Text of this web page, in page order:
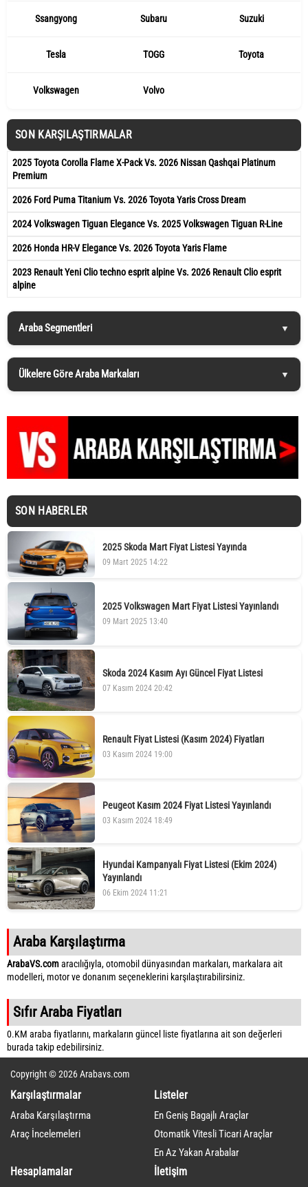
Ssangyong Subaru Suzuki
Tesla TOGG Toyota
Volkswagen Volvo
SON KARŞILAŞTIRMALAR
2025 Toyota Corolla Flame X-Pack Vs. 2026 Nissan Qashqai Platinum
Premium
2026 Ford Puma Titanium Vs. 2026 Toyota Yaris Cross Dream
2024 Volkswagen Tiguan Elegance Vs. 2025 Volkswagen Tiguan R-Line
2026 Honda HR-V Elegance Vs. 2026 Toyota Yaris Flame
2023 Renault Yeni Clio techno esprit alpine Vs. 2026 Renault Clio esprit
alpine
Araba Segmentleri
Ülkelere Göre Araba Markaları
SON HABERLER
2025 Skoda Mart Fiyat Listesi Yayında
09 Mart 2025 14:22
2025 Volkswagen Mart Fiyat Listesi Yayınlandı
09 Mart 2025 13:40
Skoda 2024 Kasım Ayı Güncel Fiyat Listesi
07 Kasım 2024 20:42
Renault Fiyat Listesi (Kasım 2024) Fiyatları
03 Kasım 2024 19:00
Peugeot Kasım 2024 Fiyat Listesi Yayınlandı
03 Kasım 2024 18:49
Hyundai Kampanyalı Fiyat Listesi (Ekim 2024)
Yayınlandı
06 Ekim 2024 11:21
Araba Karşılaştırma
ArabaVS.comaracılığıyla, otomobil dünyasından markaları, markalara ait
modelleri, motor ve donanım seçeneklerini karşılaştırabilirsiniz.
Sıfır Araba Fiyatları
0.KM araba fiyatlarını, markaların güncel liste fiyatlarına ait son değerleri
burada takip edebilirsiniz.
Copyright © 2026 Arabavs.com
Karşılaştırmalar
Araba Karşılaştırma
Araç İncelemeleri
Listeler
En Geniş Bagajlı Araçlar
Otomatik Vitesli Ticari Araçlar
En Az Yakan Arabalar
Hesaplamalar İletişim